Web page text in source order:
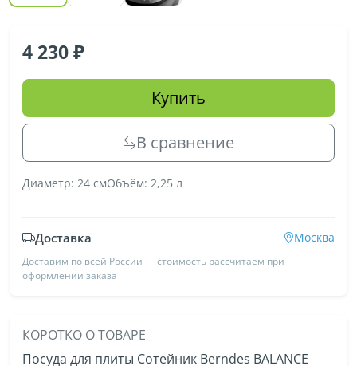
4 230
Купить
В сравнение
Диаметр: 24 смОбъём: 2,25 л
Доставка Москва
Доставим по всей России — стоимость рассчитаем при
оформлении заказа
КОРОТКО О ТОВАРЕ
Посуда для плиты Сотейник Berndes BALANCE